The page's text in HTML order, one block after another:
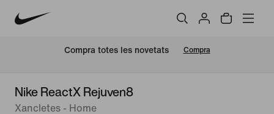
Compra totes les novetats Compra
Nike ReactX Rejuven8
Xancletes - Home